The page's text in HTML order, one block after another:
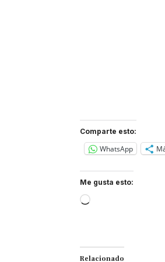
Comparte esto:
WhatsApp
Me gusta esto:
Loading…
Relacionado